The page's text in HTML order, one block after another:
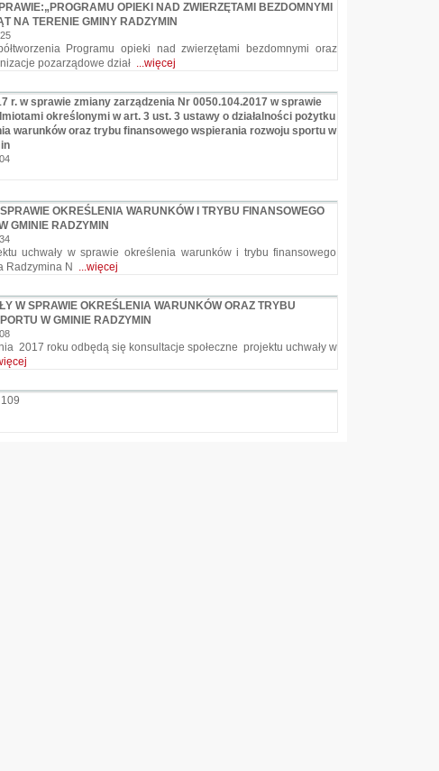
OPIEKI NAD ZWIERZĘTAMI BEZDOMNYMI
NA TERENIE GMINY RADZYMIN
Programu opieki nad zwierzętami bezdomnymi oraz
pozarządowe dział ...więcej
r. w sprawie zmiany zarządzenia Nr 0050.104.2017 w sprawie
określonymi w art. 3 ust. 3 ustawy o działalności pożytku
warunków oraz trybu finansowego wspierania rozwoju sportu w
OKREŚLENIA WARUNKÓW I TRYBU FINANSOWEGO
GMINIE RADZYMIN
uchwały w sprawie określenia warunków i trybu finansowego
Radzymina N
...więcej
W SPRAWIE OKREŚLENIA WARUNKÓW ORAZ TRYBU
W GMINIE RADZYMIN
2017 roku odbędą się konsultacje społeczne projektu uchwały w